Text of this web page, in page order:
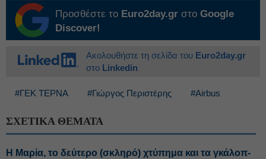
Προσθέστε το Euro2day.gr στο Google
Discover!
Ακολουθήστε τη σελίδα του Euro2day.gr
στο Linkedin
#ΓΕΚ ΤΕΡΝΑ #Γιώργος Περιστέρης #Airbus
ΣΧΕΤΙΚΑ ΘΕΜΑΤΑ
Η Μαρία, το δεύτερο (σκληρό) χτύπημα και τα γκάλοπ-